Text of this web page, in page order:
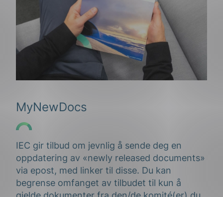
MyNewDocs
IEC gir tilbud om jevnlig å sende deg en
oppdatering av «newly released documents»
via epost, med linker til disse. Du kan
begrense omfanget av tilbudet til kun å